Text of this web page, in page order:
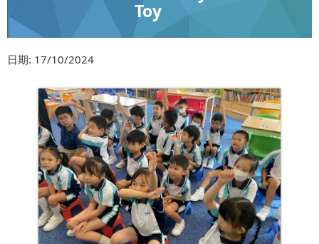
Toy
日期: 17/10/2024